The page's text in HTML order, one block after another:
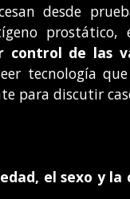
desde
control de las
tecnología
para discutir
el sexo y la